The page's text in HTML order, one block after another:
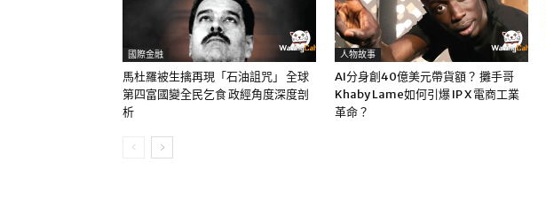
國際金融
馬杜羅被生擒再現「石油詛咒」 全球
第四富國變全民乞食 政經角度深度剖
析
人物故事
AI分身創40億美元帶貨額？ 攤手哥
Khaby Lame如何引爆 IP X 電商工業
革命？